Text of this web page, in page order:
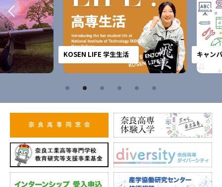
KOSEN LIFE 学生生活 キャンパス